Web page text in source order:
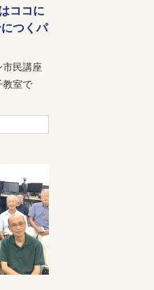
ココに
つくパ
市民講座
教室で